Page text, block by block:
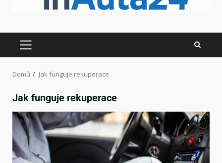
Domů Jak funguje rekuperace
Jak funguje rekuperace